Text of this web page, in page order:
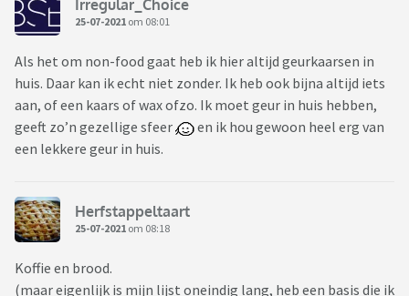
Irregular_Choice
25-07-2021 om 08:01
Als het om non-food gaat heb ik hier altijd geurkaarsen in
huis. Daar kan ik echt niet zonder. Ik heb ook bijna altijd iets
aan, of een kaars of wax ofzo. Ik moet geur in huis hebben,
geeft zo’n gezellige sfeer
en ik hou gewoon heel erg van
een lekkere geur in huis.
Herfstappeltaart
25-07-2021 om 08:18
Koffie en brood.
(maar eigenlijk is mijn lijst oneindig lang, heb een basis die ik